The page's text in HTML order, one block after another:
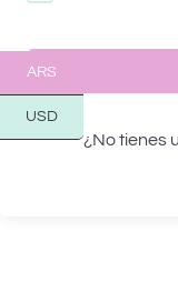
¿No tienes
ARS
USD